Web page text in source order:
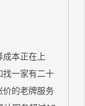
成本正在上
找一家有二十
价的老牌服务